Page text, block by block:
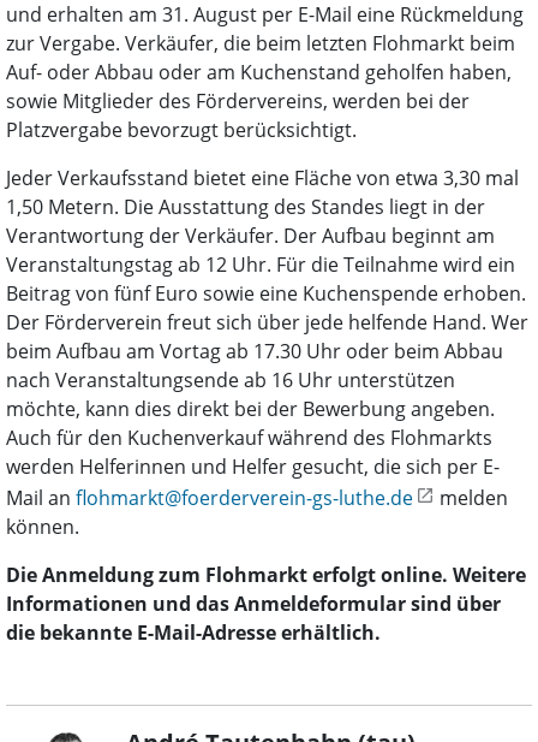
und erhalten am 31. August per E-Mail eine Rückmeldung
zur Vergabe. Verkäufer, die beim letzten Flohmarkt beim
Auf- oder Abbau oder am Kuchenstand geholfen haben,
sowie Mitglieder des Fördervereins, werden bei der
Platzvergabe bevorzugt berücksichtigt.
Jeder Verkaufsstand bietet eine Fläche von etwa 3,30 mal
1,50 Metern. Die Ausstattung des Standes liegt in der
Verantwortung der Verkäufer. Der Aufbau beginnt am
Veranstaltungstag ab 12 Uhr. Für die Teilnahme wird ein
Beitrag von fünf Euro sowie eine Kuchenspende erhoben.
Der Förderverein freut sich über jede helfende Hand. Wer
beim Aufbau am Vortag ab 17.30 Uhr oder beim Abbau
nach Veranstaltungsende ab 16 Uhr unterstützen
möchte, kann dies direkt bei der Bewerbung angeben.
Auch für den Kuchenverkauf während des Flohmarkts
werden Helferinnen und Helfer gesucht, die sich per E-
Mail an flohmarkt@foerderverein-gs-luthe.de
melden
können.
Die Anmeldung zum Flohmarkt erfolgt online. Weitere
Informationen und das Anmeldeformular sind über
die bekannte E-Mail-Adresse erhältlich.